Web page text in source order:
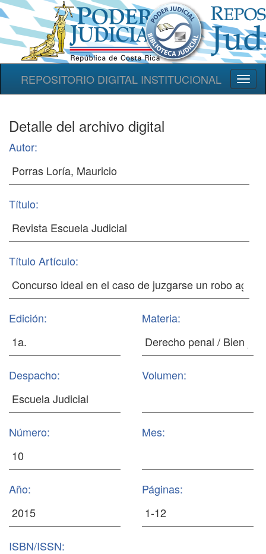
REPOSITORIO DIGITAL INSTITUCIONAL
Detalle del archivo digital
Autor:
Título:
Título Artículo:
Edición: Materia:
Despacho: Volumen:
Número: Mes:
Año: Páginas:
ISBN/ISSN: